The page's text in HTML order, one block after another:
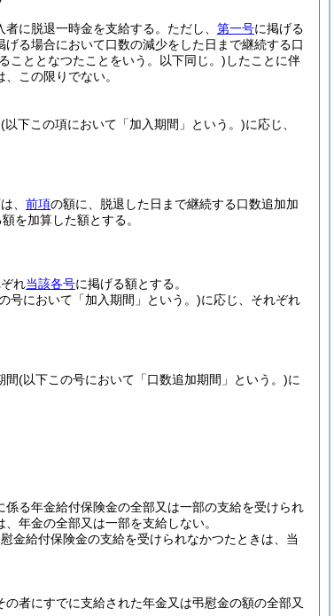
に脱退一時金を支給する。 ただし、 第一号に掲げる
げる場合において口数の減少をした日まで継続する口
こととなつたことをいう。以下同じ。) したことに伴
この限りでない。
(以下この項において「加入期間」という。)に応じ、
、 前項の額に、脱退した日まで継続する口数追加加
を加算した額とする。
れ当該各号に掲げる額とする。
号において「加入期間」という。)に応じ、それぞれ
間(以下この号において「口数追加期間」という。)に
る年金給付保険金の全部又は一部の支給を受けられ
年金の全部又は一部を支給しない。
金給付保険金の支給を受けられなかつたときは、当
者にすでに支給された年金又は弔慰金の額の全部又